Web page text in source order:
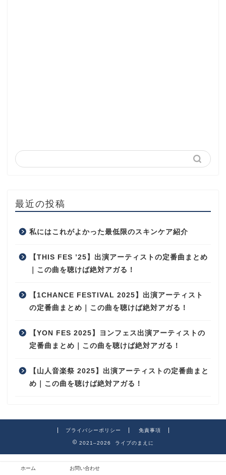
最近の投稿
私にはこれがよかった最低限のスキンケア紹介
【THIS FES ’25】出演アーティストの定番曲まとめ
｜この曲を聴けば絶対アガる！
【1CHANCE FESTIVAL 2025】出演アーティスト
の定番曲まとめ｜この曲を聴けば絶対アガる！
【YON FES 2025】ヨンフェス出演アーティストの
定番曲まとめ｜この曲を聴けば絶対アガる！
【山人音楽祭 2025】出演アーティストの定番曲まと
め｜この曲を聴けば絶対アガる！
プライバシーポリシー 免責事項
2021–2026 ライブのまえに
ホーム お問い合わせ